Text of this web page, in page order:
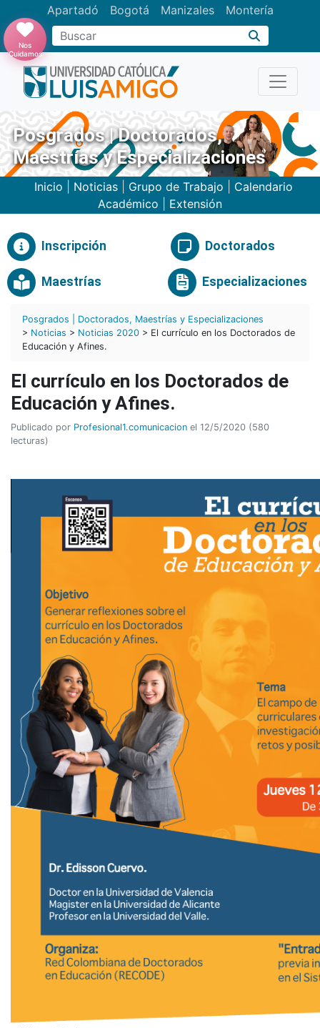
Apartadó Bogotá Manizales Montería
Buscar
Nos
Cuidamos
Posgrados | Doctorados,
Maestrías y Especializaciones
Inicio Noticias Grupo de Trabajo
Calendario
Académico
Extensión
Inscripción Doctorados
Maestrías Especializaciones
Posgrados | Doctorados, Maestrías y Especializaciones
> Noticias > Noticias 2020 > El currículo en los Doctorados de
Educación y Afines.
El currículo en los Doctorados de
Educación y Afines.
Publicado por Profesional1.comunicacion el 12/5/2020 (580
lecturas)